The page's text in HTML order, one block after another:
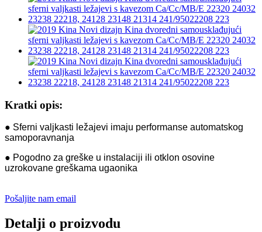
Kratki opis:
● Sferni valjkasti ležajevi imaju performanse automatskog
samoporavnanja
● Pogodno za greške u instalaciji ili otklon osovine
uzrokovane greškama ugaonika
Pošaljite nam email
Detalji o proizvodu